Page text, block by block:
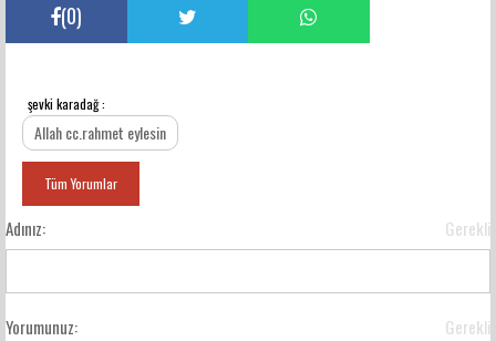
(0)
YORUMLAR
şevki karadağ :
Allah cc.rahmet eylesin
Tüm Yorumlar
Adınız: Gerekli
Yorumunuz: Gerekli